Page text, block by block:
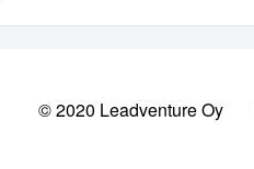
© 2020 Leadventure Oy